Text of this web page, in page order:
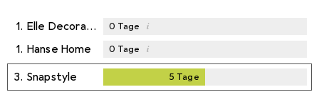
1. Elle Decoration 0 Tage i
1. Hanse Home 0 Tage i
3. Snapstyle 5 Tage